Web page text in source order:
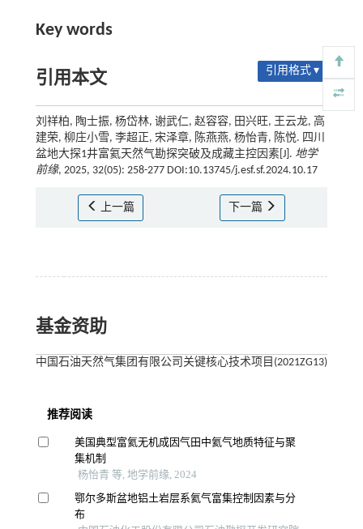
Key words
引用本文 引用格式 ▾
刘祥柏, 陶士振, 杨岱林, 谢武仁, 赵容容, 田兴旺, 王云龙, 高
建荣, 柳庄小雪, 李超正, 宋泽章, 陈燕燕, 杨怡青, 陈悦. 四川
盆地大探1井富氦天然气勘探突破及成藏主控因素[J]. 地学
前缘, 2025, 32(05): 258-277 DOI:10.13745/j.esf.sf.2024.10.17
上一篇 下一篇
基金资助
中国石油天然气集团有限公司关键核心技术项目(2021ZG13)